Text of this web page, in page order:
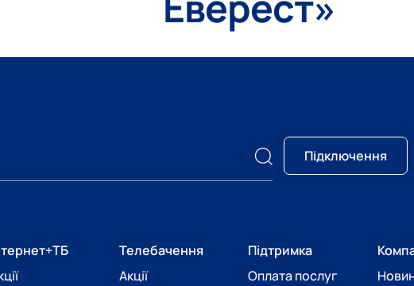
Підключення
Телебачення
Акції
Підтримка
Оплата послуг